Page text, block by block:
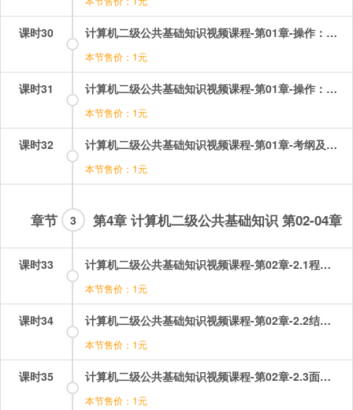
课时30 计算机二级公共基础知识视频课程-第01章-操作：线性链表的相关考题.mp4
本节售价：1元
课时31 计算机二级公共基础知识视频课程-第01章-操作：队列及其相关考题.mp4
本节售价：1元
课时32 计算机二级公共基础知识视频课程-第01章-考纲及课程介绍.mp4
本节售价：1元
章节 第4章 计算机二级公共基础知识 第02-04章
3
课时33 计算机二级公共基础知识视频课程-第02章-2.1程序设计方法与风格.mp4
本节售价：1元
课时34 计算机二级公共基础知识视频课程-第02章-2.2结构化程序设计.mp4
本节售价：1元
课时35 计算机二级公共基础知识视频课程-第02章-2.3面向对象的程序设计.mp4
本节售价：1元